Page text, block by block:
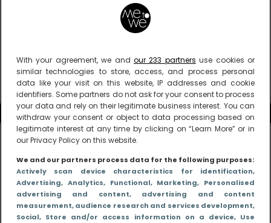
With your agreement, we and our 233 partners use cookies or
similar technologies to store, access, and process personal
data like your visit on this website, IP addresses and cookie
identifiers. Some partners do not ask for your consent to process
your data and rely on their legitimate business interest. You can
withdraw your consent or object to data processing based on
legitimate interest at any time by clicking on “Learn More” or in
our Privacy Policy on this website.
We and our partners process data for the following purposes:
Actively scan device characteristics for identification,
Advertising, Analytics, Functional, Marketing, Personalised
advertising and content, advertising and content
measurement, audience research and services development,
Social, Store and/or access information on a device, Use